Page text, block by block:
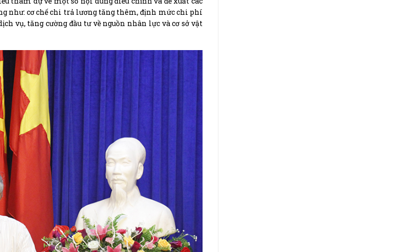
như: cơ chế chi trả lương tăng thêm, định mức chi phí
vụ, tăng cường đầu tư về nguồn nhân lực và cơ sở vật